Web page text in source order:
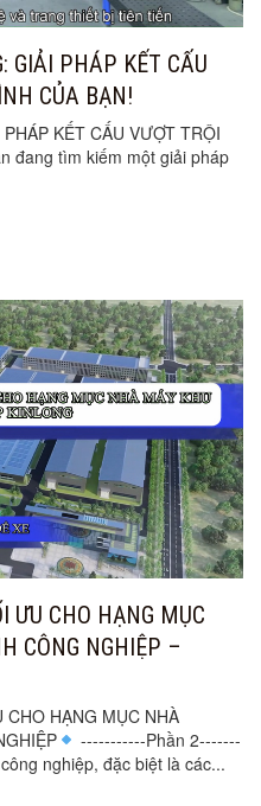
GIẢI PHÁP KẾT CẤU
CỦA BẠN!
KẾT CẤU VƯỢT TRỘI
đang tìm kiếm một giải pháp
ƯU CHO HẠNG MỤC
CÔNG NGHIỆP –
CHO HẠNG MỤC NHÀ
-----------Phần 2-------
nghiệp, đặc biệt là các...